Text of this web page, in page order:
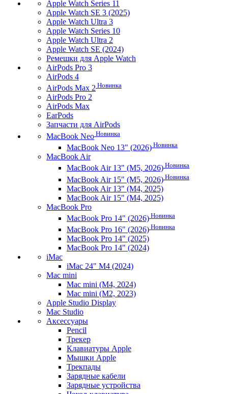
Apple Watch Series 11
Apple Watch SE 3 (2025)
Apple Watch Ultra 3
Apple Watch Series 10
Apple Watch Ultra 2
Apple Watch SE (2024)
Ремешки для Apple Watch
AirPods Pro 3
AirPods 4
AirPods Max 2 Новинка
AirPods Pro 2
AirPods Max
EarPods
Запчасти для AirPods
MacBook Neo Новинка
MacBook Neo 13" (2026) Новинка
MacBook Air
MacBook Air 13" (M5, 2026) Новинка
MacBook Air 15" (M5, 2026) Новинка
MacBook Air 13" (M4, 2025)
MacBook Air 15" (M4, 2025)
MacBook Pro
MacBook Pro 14" (2026) Новинка
MacBook Pro 16" (2026) Новинка
MacBook Pro 14" (2025)
MacBook Pro 14" (2024)
iMac
iMac 24" M4 (2024)
Mac mini
Mac mini (M4, 2024)
Mac mini (M2, 2023)
Apple Studio Display
Mac Studio
Аксессуары
Pencil
Трекер
Клавиатуры Apple
Мышки Apple
Трекпады
Зарядные кабели
Зарядные устройства